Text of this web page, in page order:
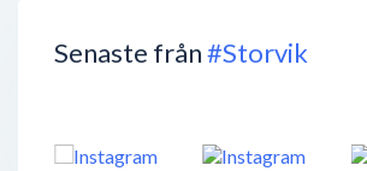
Senaste från#Storvik